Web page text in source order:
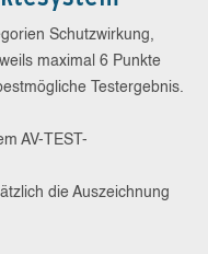
Schutzwirkung,
maximal 6 Punkte
Testergebnis.
AV-TEST-
die Auszeichnung